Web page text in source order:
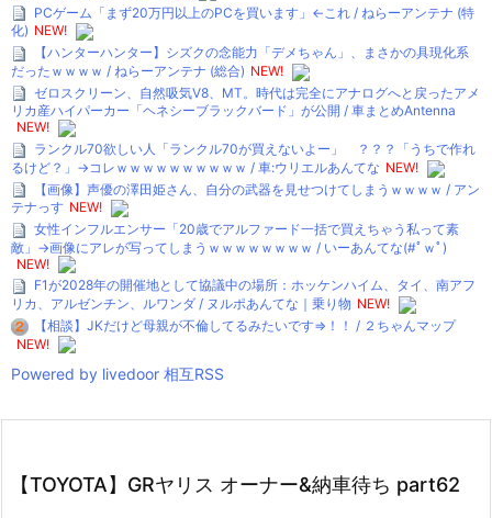
PCゲーム「まず20万円以上のPCを買います」←これ / ねらーアンテナ (特
化) NEW!
【ハンターハンター】シズクの念能力「デメちゃん」、まさかの具現化系
だったｗｗｗｗ / ねらーアンテナ (総合) NEW!
ゼロスクリーン、自然吸気V8、MT。時代は完全にアナログへと戻ったアメ
リカ産ハイパーカー「ヘネシーブラックバード」が公開 / 車まとめAntenna
NEW!
ランクル70欲しい人「ランクル70が買えないよー」 ？？？「うちで作れ
るけど？」→コレｗｗｗｗｗｗｗｗｗｗ / 車:ウリエルあんてな NEW!
【画像】声優の澤田姫さん、自分の武器を見せつけてしまうｗｗｗｗ / アン
テナっす NEW!
女性インフルエンサー「20歳でアルファード一括で買えちゃう私って素
敵」→画像にアレが写ってしまうｗｗｗｗｗｗｗｗ / いーあんてな(#ﾟｗﾟ)
NEW!
F1が2028年の開催地として協議中の場所：ホッケンハイム、タイ、南アフ
リカ、アルゼンチン、ルワンダ / ヌルポあんてな｜乗り物 NEW!
【相談】JKだけど母親が不倫してるみたいです⇒！！ / ２ちゃんマップ
NEW!
Powered by livedoor 相互RSS
【TOYOTA】GRヤリス オーナー&納車待ち part62